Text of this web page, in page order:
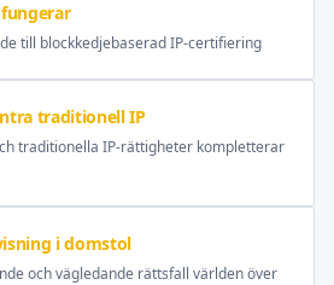
till blockkedjebaserad IP-certifiering
traditionell IP
traditionella IP-rättigheter kompletterar
i domstol
och vägledande rättsfall världen över